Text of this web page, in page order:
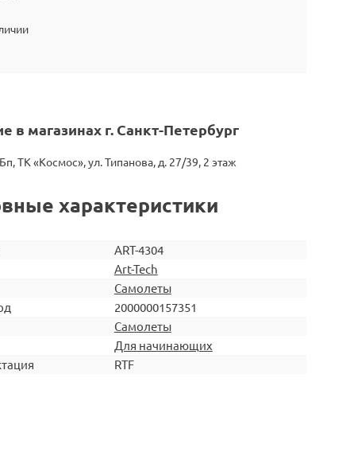
в магазинах г. Санкт-Петербург
ТК «Космос», ул. Типанова, д. 27/39, 2 этаж
характеристики
ART-4304
Art-Tech
Самолеты
2000000157351
Самолеты
Для начинающих
RTF